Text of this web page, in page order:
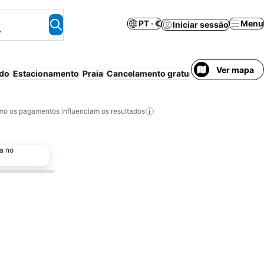
PT · € Iniciar sessão Menu
Estacionamento Praia Cancelamento gratuito Ver mapa
os pagamentos influenciam os resultados
no